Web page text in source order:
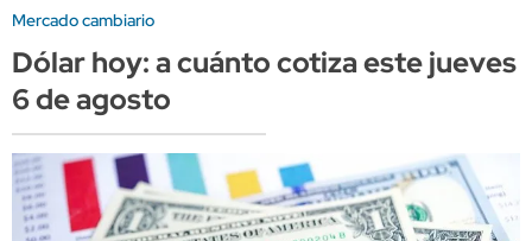
Mercado cambiario
Dólar hoy: a cuánto cotiza este jueves
6 de agosto